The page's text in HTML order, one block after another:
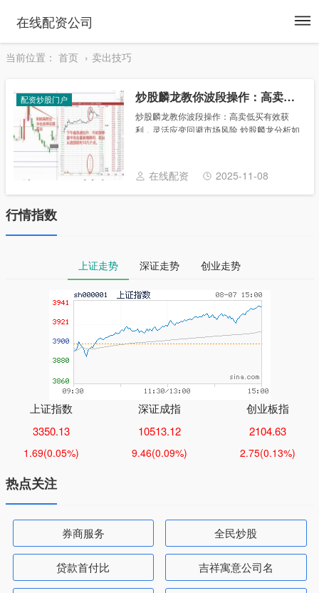
在线配资公司
当前位置： 首页 卖出技巧
配资炒股门户 炒股麟龙教你波段操作：高卖低买有效获利，灵活应变回避市场风险
炒股麟龙教你波段操作：高卖低买有效获
利，灵活应变回避市场风险 炒股麟龙分析如
资方法. 波段操作是针对目前国内股市呈......
在线配资 2025-11-08
行情指数
上证走势 深证走势 创业走势
上证指数
3350.13
1.69(0.05%)
深证成指
10513.12
9.46(0.09%)
创业板指
2104.63
2.75(0.13%)
热点关注
券商服务 全民炒股
贷款首付比 吉祥寓意公司名